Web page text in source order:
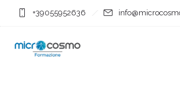
+39055952636